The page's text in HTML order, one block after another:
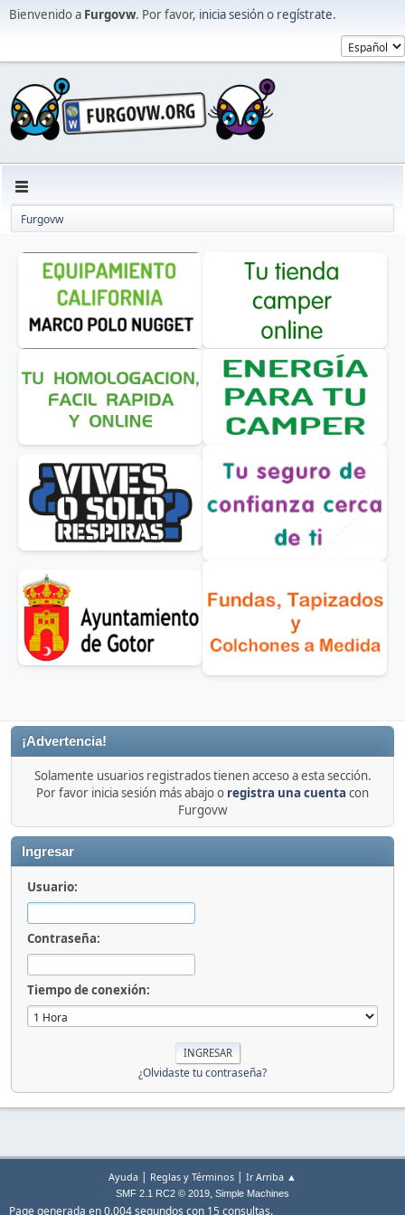
Bienvenido a Furgovw. Por favor, inicia sesióno regístrate.
Furgovw
¡Advertencia!
Solamente usuarios registrados tienen acceso a esta sección.
Por favor inicia sesión más abajo o registra una cuenta con
Furgovw
Ingresar
Usuario:
Contraseña:
Tiempo de conexión:
¿Olvidaste tu contraseña?
Ayuda | Reglas y Términos | Ir Arriba ▲
SMF 2.1 RC2 © 2019, Simple Machines
Page generada en 0.004 segundos con 15 consultas.